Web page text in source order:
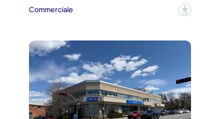
Commerciale
?